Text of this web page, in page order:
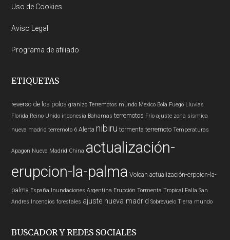
Uso de Cookies
Aviso Legal
Programa de afiliado
ETIQUETAS
reverso de los polos granizo Terremotos mundo Mexico Bola Fuego Lluvias
Florida Reino Unido indonesia Bahamas terremotos Frío ajuste zona sísmica
nueva madrid terremoto 6 Alerta nibiru tormenta terremoto Temperaturas
Apagon Nueva Madrid China actualización-
erupcion-la-palma Volcan actualización-erpcion-la-
palma España Inundaciones Argentina Erupción Tormenta Tropical
Falla San
Andres
Incendios forestales ajuste nueva madrid Sobrevuelo Tierra mundo
BUSCADOR Y REDES SOCIALES